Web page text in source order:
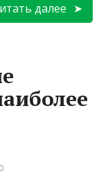
далее